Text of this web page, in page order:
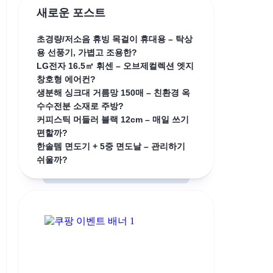
새로운 포스트
초경량/저소음 휴빙 목걸이 휴대용 – 탁상
용 선풍기, 가볍고 조용한?
LG전자 16.5㎡ 휘센 – 오브제컬렉션 엣지
창호형 에어컨?
생분해 싱크대 거름망 150매 – 친환경 옥
수수전분 소재로 주방?
커피스틱 머들러 블랙 12cm – 매일 쓰기
편할까?
한솔템 면도기 + 5중 면도날 – 관리하기
쉬울까?